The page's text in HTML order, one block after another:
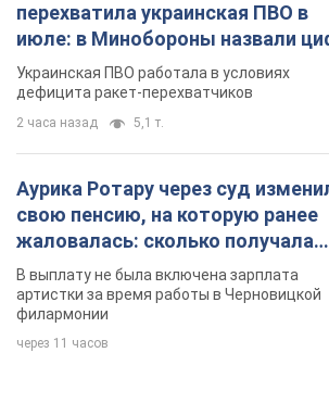
перехватила украинская ПВО в
июле: в Минобороны назвали
Украинская ПВО работала в условиях
дефицита ракет-перехватчиков
2 часа назад 5,1 т.
Аурика Ротару через суд
свою пенсию, на которую ранее
жаловалась: сколько получала
певица
В выплату не была включена зарплата
артистки за время работы в Черновицкой
филармонии
через 11 часов